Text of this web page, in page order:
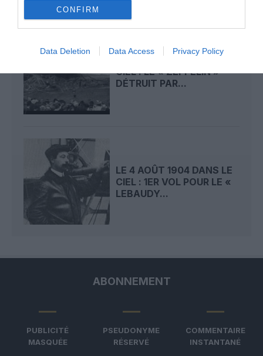
CONFIRM
Data Deletion Data Access Privacy Policy
LE 5 AOÛT 1908 DANS LE
CIEL : LE « ZEPPELIN »
DÉTRUIT PAR...
LE 4 AOÛT 1904 DANS LE
CIEL : 1ER VOL POUR LE «
LEBAUDY...
ABONNEMENT
PUBLICITÉ
MASQUÉE
PSEUDONYME
RÉSERVÉ
COMMENTAIRE
INSTANTANÉ